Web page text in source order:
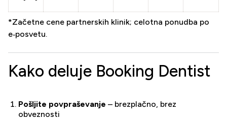
*Začetne cene partnerskih klinik; celotna ponudba po
e‑posvetu.
Kako deluje Booking Dentist
Pošljite povpraševanje – brezplačno, brez
obveznosti